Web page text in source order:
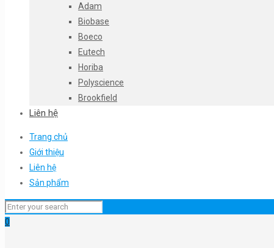
Adam
Biobase
Boeco
Eutech
Horiba
Polyscience
Brookfield
Liên hệ
Trang chủ
Giới thiệu
Liên hệ
Sản phẩm
0